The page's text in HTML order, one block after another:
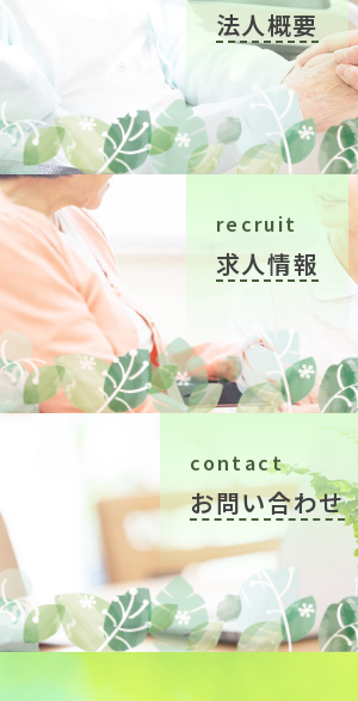
法人概要
recruit
求人情報
contact
お問い合わせ